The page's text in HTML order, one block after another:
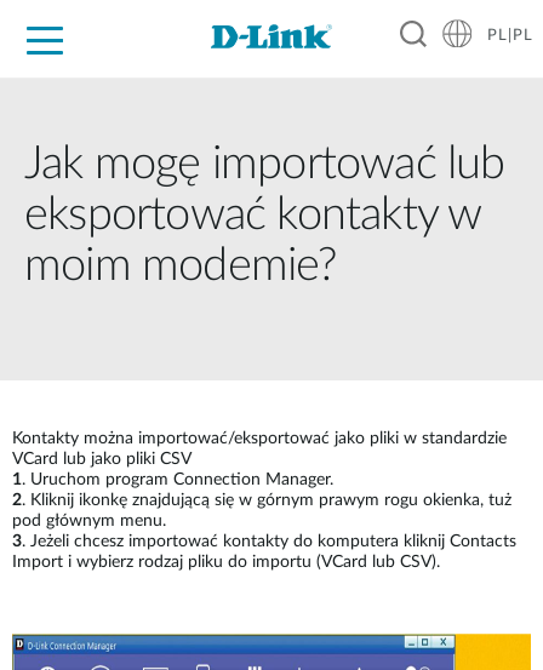
PL|PL
Jak mogę importować lub
eksportować kontakty w
moim modemie?
Kontakty można importować/eksportować jako pliki w standardzie
VCard lub jako pliki CSV
1. Uruchom program Connection Manager.
2. Kliknij ikonkę znajdującą się w górnym prawym rogu okienka, tuż
pod głównym menu.
3. Jeżeli chcesz importować kontakty do komputera kliknij Contacts
Import i wybierz rodzaj pliku do importu (VCard lub CSV).